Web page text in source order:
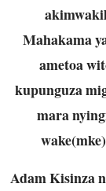
Mahakama
ametoa
kupunguza
mara
Adam Kisinza